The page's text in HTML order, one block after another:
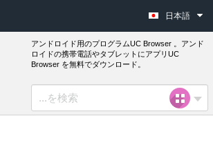
日本語
アンドロイド用のプログラムUC Browser 。アンド
ロイドの携帯電話やタブレットにアプリUC
Browser を無料でダウンロード。